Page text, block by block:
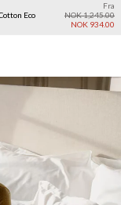
Eco
Fra
NOK 1,245.00
NOK 934.00